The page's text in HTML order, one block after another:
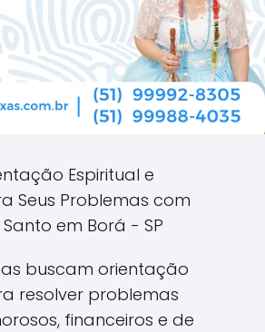
Espiritual e
Seus Problemas com
em Borá - SP
buscam orientação
resolver problemas
financeiros e de